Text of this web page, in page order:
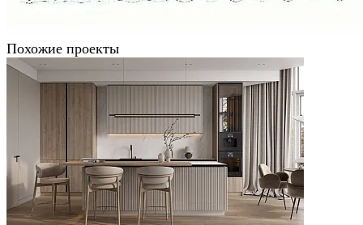
Похожие проекты